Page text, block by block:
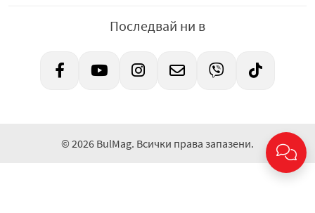
Последвай ни в
© 2026 BulMag. Всички права запазени.